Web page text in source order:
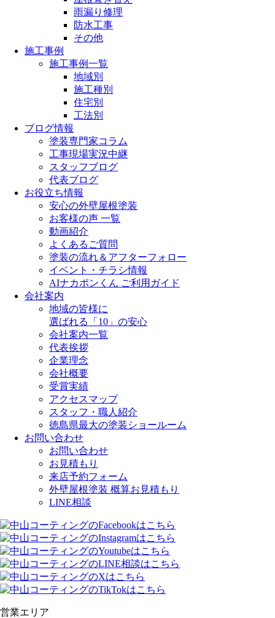
雨漏り修理
防水工事
その他
施工事例
施工事例一覧
地域別
施工種別
住宅別
工法別
ブログ情報
塗装専門家コラム
工事現場実況中継
スタッフブログ
代表ブログ
お役立ち情報
安心の外壁屋根塗装
お客様の声 一覧
動画紹介
よくあるご質問
塗装の流れ＆アフターフォロー
イベント・チラシ情報
AIナカポンくん ご利用ガイド
会社案内
地域の皆様に
選ばれる「10」の安心
会社案内一覧
代表挨拶
企業理念
会社概要
受賞実績
アクセスマップ
スタッフ・職人紹介
徳島県最大の塗装ショールーム
お問い合わせ
お問い合わせ
お見積もり
来店予約フォーム
外壁屋根塗装 概算お見積もり
LINE相談
営業エリア